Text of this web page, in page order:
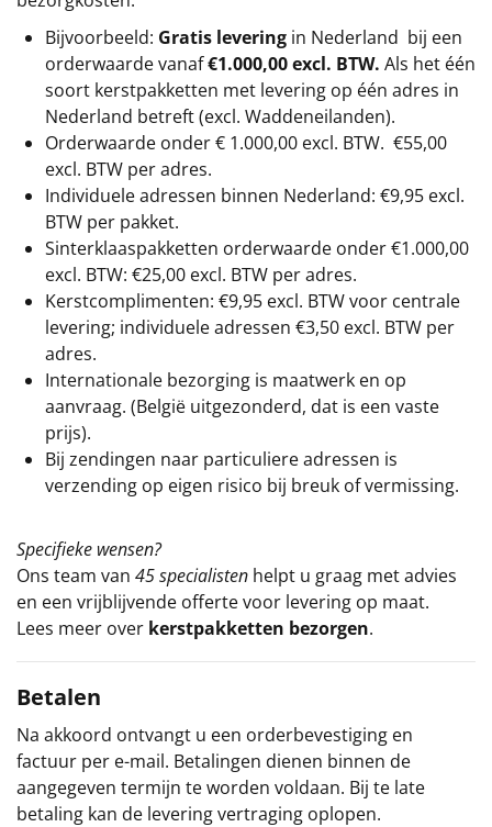
Bijvoorbeeld: Gratis levering in Nederland bij een
orderwaarde vanaf€1.000,00 excl. BTW. Als het één
soort kerstpakketten met levering op één adres in
Nederland betreft (excl. Waddeneilanden).
Orderwaarde onder € 1.000,00 excl. BTW. €55,00
excl. BTW per adres.
Individuele adressen binnen Nederland: €9,95 excl.
BTW per pakket.
Sinterklaaspakketten orderwaarde onder €1.000,00
excl. BTW: €25,00 excl. BTW per adres.
Kerstcomplimenten: €9,95 excl. BTW voor centrale
levering; individuele adressen €3,50 excl. BTW per
adres.
Internationale bezorging is maatwerk en op
aanvraag. (België uitgezonderd, dat is een vaste
prijs).
Bij zendingen naar particuliere adressen is
verzending op eigen risico bij breuk of vermissing.
Specifieke wensen?
Ons team van 45 specialisten helpt u graag met advies
en een vrijblijvende offerte voor levering op maat.
Lees meer over kerstpakketten bezorgen.
Betalen
Na akkoord ontvangt u een orderbevestiging en
factuur per e-mail. Betalingen dienen binnen de
aangegeven termijn te worden voldaan. Bij te late
betaling kan de levering vertraging oplopen.